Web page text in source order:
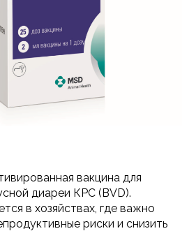
вакцина для
диареи КРС (BVD).
в хозяйствах, где важно
риски и снизить